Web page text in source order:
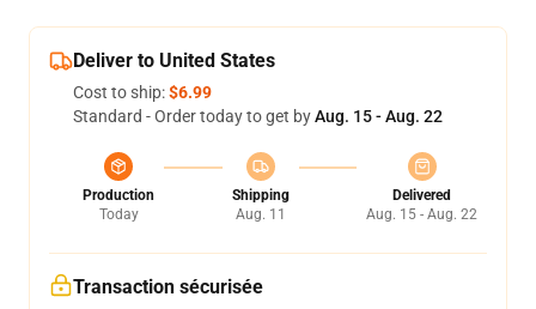
Deliver to United States
Cost to ship:$6.99
Standard - Order today to get byAug. 15 - Aug. 22
Production
Today
Shipping
Aug. 11
Delivered
Aug. 15 - Aug. 22
Transaction sécurisée